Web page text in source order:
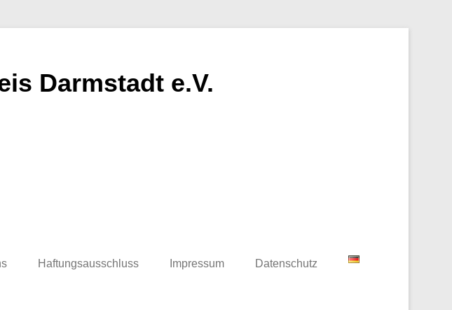
Darmstadt e.V.
Haftungsausschluss Impressum Datenschutz